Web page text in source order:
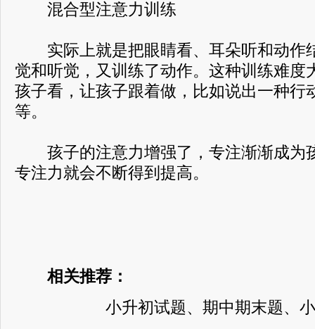
混合型注意力训练
实际上就是把眼睛看、耳朵听和动作
觉和听觉，又训练了动作。这种训练难度
孩子看，让孩子跟着做，比如说出一种行
等。
孩子的注意力增强了，专注渐渐成为
专注力就会不断得到提高。
相关推荐：
小升初试题、期中期末题、